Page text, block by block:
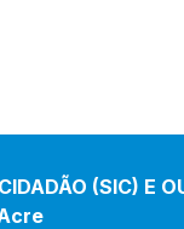
(SIC) E